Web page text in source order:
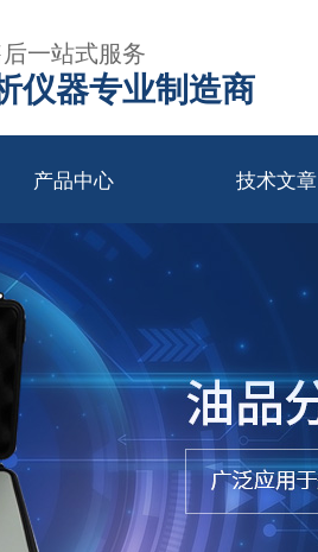
一站式服务
仪器专业制造商
产品中心 技术文章